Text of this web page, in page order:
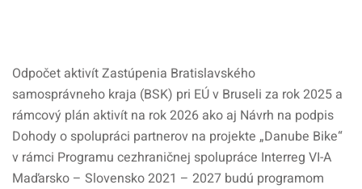
Odpočet aktivít Zastúpenia Bratislavského
samosprávneho kraja (BSK) pri EÚ v Bruseli za rok 2025 a
rámcový plán aktivít na rok 2026 ako aj Návrh na podpis
Dohody o spolupráci partnerov na projekte „Danube Bike“
v rámci Programu cezhraničnej spolupráce Interreg VI-A
Maďarsko – Slovensko 2021 – 2027 budú programom